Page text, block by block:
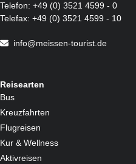
Telefon: +49 (0) 3521 4599 - 0
Telefax: +49 (0) 3521 4599 - 10
info@meissen-tourist.de
Reisearten
Bus
Kreuzfahrten
Flugreisen
Kur & Wellness
Aktivreisen